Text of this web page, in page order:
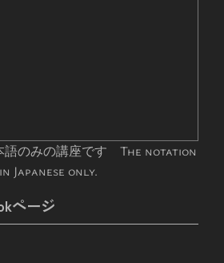
語のみの講座です The notation
Japanese only.
ページ